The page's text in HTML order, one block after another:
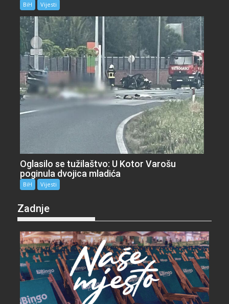
BiH Vijesti
Oglasilo se tužilaštvo: U Kotor Varošu
poginula dvojica mladića
BiH Vijesti
Zadnje